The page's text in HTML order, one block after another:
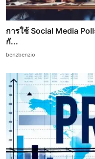
การใช้ Social Media
กั...
benzbenzio